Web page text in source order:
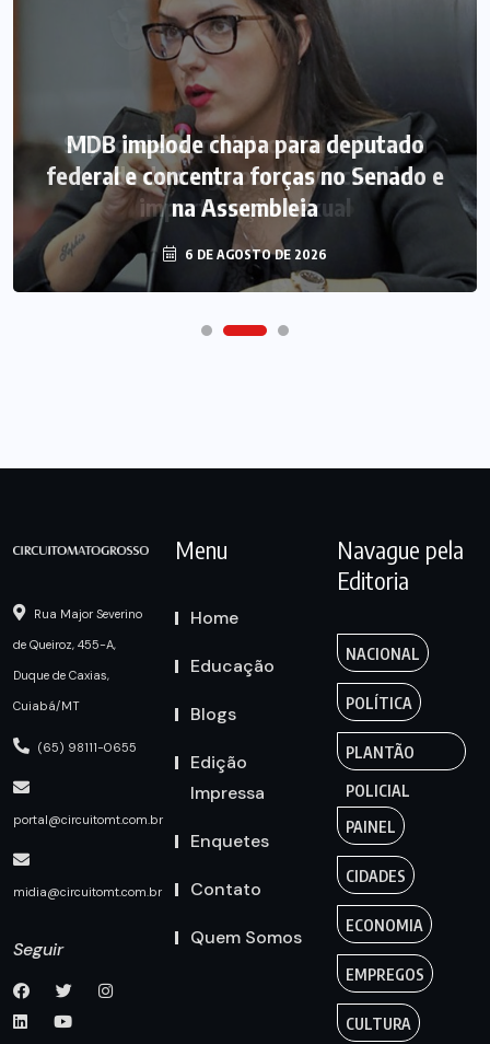
MDB implode chapa para deputado
federal e concentra forças no Senado e
na Assembleia
6 DE AGOSTO DE 2026
Rua Major Severino
de Queiroz, 455-A,
Duque de Caxias,
Cuiabá/MT
(65) 98111-0655
portal@circuitomt.com.br
midia@circuitomt.com.br
Seguir
Menu
Home
Educação
Blogs
Edição
Impressa
Enquetes
Contato
Quem Somos
Navague pela
Editoria
NACIONAL
POLÍTICA
PLANTÃO
POLICIAL
PAINEL
CIDADES
ECONOMIA
EMPREGOS
CULTURA